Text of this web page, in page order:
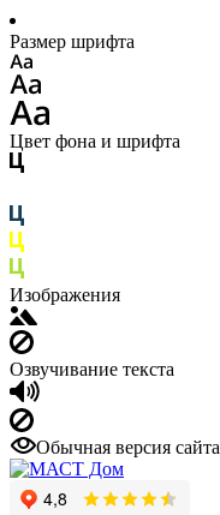
Размер шрифта
Цвет фона и шрифта
Изображения
Озвучивание текста
Обычная версия сайта